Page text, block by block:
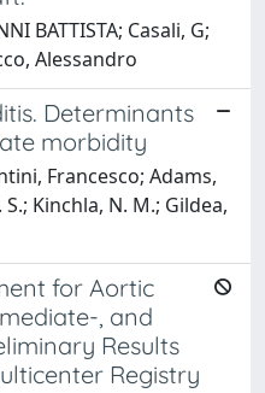
BATTISTA; Casali, G;
Alessandro
Determinants
morbidity
Francesco; Adams,
S.; Kinchla, N. M.; Gildea,
for Aortic
, and
Results
Registry